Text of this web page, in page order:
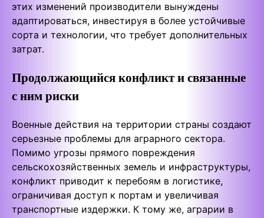
этих изменений производители вынуждены
адаптироваться, инвестируя в более устойчивые
сорта и технологии, что требует дополнительных
затрат.
Продолжающийся конфликт и связанные
с ним риски
Военные действия на территории страны создают
серьезные проблемы для аграрного сектора.
Помимо угрозы прямого повреждения
сельскохозяйственных земель и инфраструктуры,
конфликт приводит к перебоям в логистике,
ограничивая доступ к портам и увеличивая
транспортные издержки. К тому же, аграрии в